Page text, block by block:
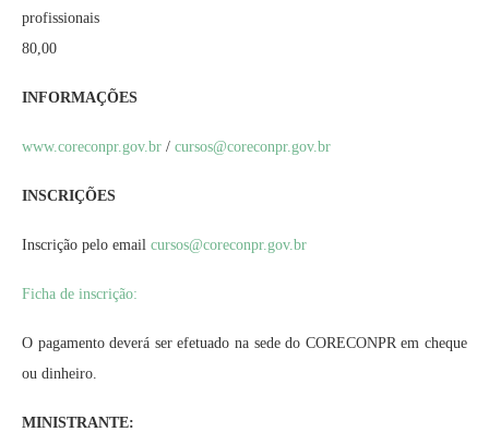
profissionais
80,00
INFORMAÇÕES
www.coreconpr.gov.br / cursos@coreconpr.gov.br
INSCRIÇÕES
Inscrição pelo email cursos@coreconpr.gov.br
Ficha de inscrição:
O pagamento deverá ser efetuado na sede do CORECONPR em cheque
ou dinheiro.
MINISTRANTE: